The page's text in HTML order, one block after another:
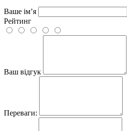
Ваше ім’я
Рейтинг
Ваш відгук
Переваги: